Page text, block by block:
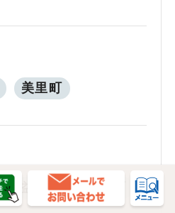
美里町
益城町 甲佐町